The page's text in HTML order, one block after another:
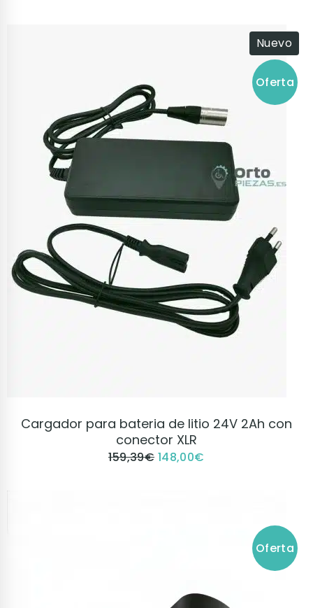
Oferta
Nuevo
VER PRODUCTO
Cargador para bateria de litio 24V 2Ah con
conector XLR
159,39€ 148,00€
Oferta